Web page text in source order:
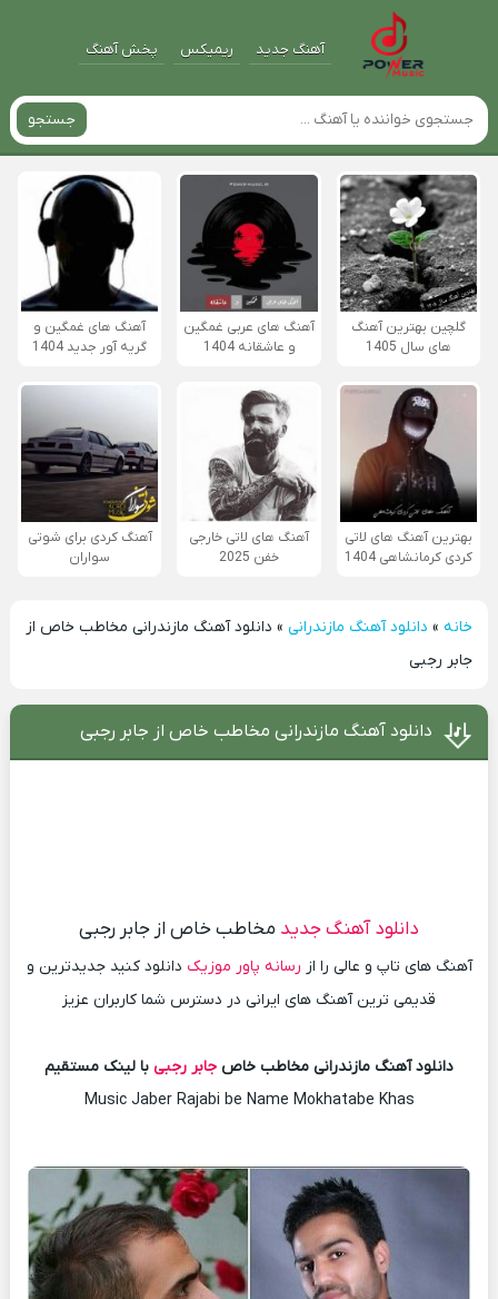
آهنگ جدید ریمیکس پخش آهنگ
جستجو
گلچین بهترین آهنگ
های سال 1405
آهنگ های عربی غمگین
و عاشقانه 1404
آهنگ های غمگین و
گریه آور جدید 1404
بهترین آهنگ های لاتی
کردی کرمانشاهی 1404
آهنگ های لاتی خارجی
خفن 2025
آهنگ کردی برای شوتی
سواران
خانه» دانلود آهنگ مازندرانی» دانلود آهنگ مازندرانی مخاطب خاص از
جابر رجبی
دانلود آهنگ مازندرانی مخاطب خاص از جابر رجبی
دانلود آهنگ جدید مخاطب خاص از جابر رجبی
آهنگ های تاپ و عالی را از رسانه پاور موزیک دانلود کنید جدیدترین و
قدیمی ترین آهنگ های ایرانی در دسترس شما کاربران عزیز
دانلود آهنگ مازندرانی مخاطب خاص جابر رجبی با لینک مستقیم
Music Jaber Rajabi be Name Mokhatabe Khas